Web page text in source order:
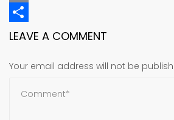
Email
Share
LEAVE A COMMENT
Your email address will not be